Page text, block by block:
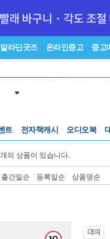
알라딘굿즈 온라인중고 중고
트 전자책캐시 오디오북
개의 상품이 있습니다.
출간일순 등록일순 상품명순
대여